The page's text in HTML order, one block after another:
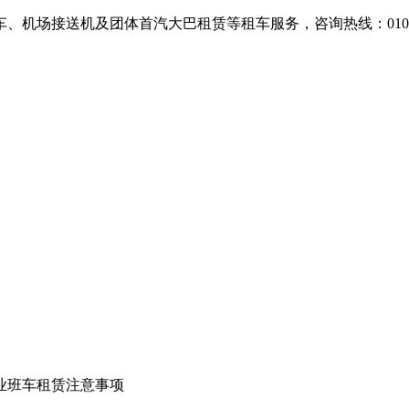
机场接送机及团体首汽大巴租赁等租车服务，咨询热线：
班车租赁注意事项